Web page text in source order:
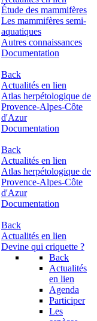
Étude des mammifères
Les mammifères semi-
aquatiques
Autres connaissances
Documentation
Back
Actualités en lien
Atlas herpétologique de
Provence-Alpes-Côte
d'Azur
Documentation
Back
Actualités en lien
Atlas herpétologique de
Provence-Alpes-Côte
d'Azur
Documentation
Back
Actualités en lien
Devine qui criquette ?
Back
Actualités
en lien
Agenda
Participer
Les